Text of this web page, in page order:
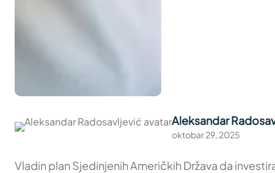
Aleksandar
oktobar 29, 2025
Vladin plan Sjedinjenih Američkih Država da